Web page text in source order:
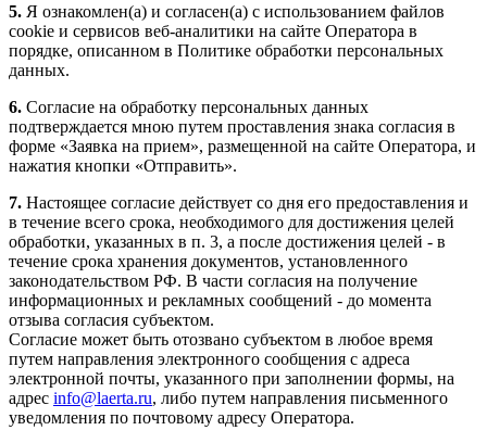
5. Я ознакомлен(а) и согласен(а) с использованием файлов
cookie и сервисов веб-аналитики на сайте Оператора в
порядке, описанном в Политике обработки персональных
данных.
6. Согласие на обработку персональных данных
подтверждается мною путем проставления знака согласия в
форме «Заявка на прием», размещенной на сайте Оператора, и
нажатия кнопки «Отправить».
7. Настоящее согласие действует со дня его предоставления и
в течение всего срока, необходимого для достижения целей
обработки, указанных в п. 3, а после достижения целей - в
течение срока хранения документов, установленного
законодательством РФ. В части согласия на получение
информационных и рекламных сообщений - до момента
отзыва согласия субъектом.
Согласие может быть отозвано субъектом в любое время
путем направления электронного сообщения с адреса
электронной почты, указанного при заполнении формы, на
адрес info@laerta.ru, либо путем направления письменного
уведомления по почтовому адресу Оператора.